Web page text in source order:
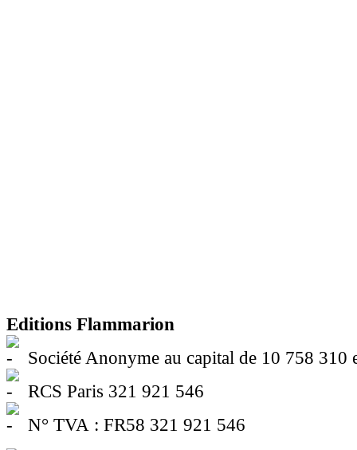
Editions Flammarion
Société Anonyme au capital de 10 758 310
RCS Paris 321 921 546
N° TVA : FR58 321 921 546